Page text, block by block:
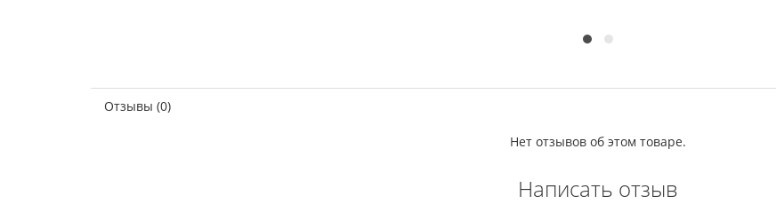
Отзывы (0)
Нет отзывов об этом товаре.
Написать отзыв